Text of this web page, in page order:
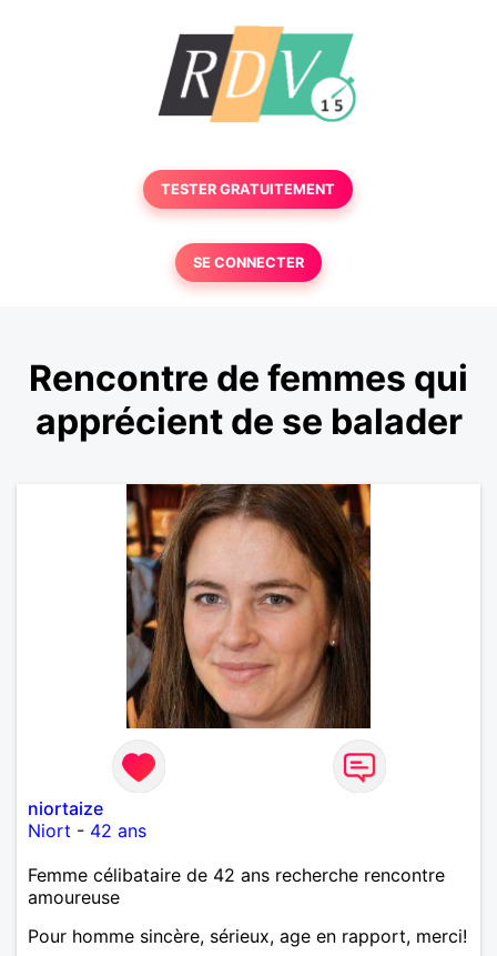
TESTER GRATUITEMENT
SE CONNECTER
Rencontre de femmes qui
apprécient de se balader
niortaize
Niort - 42 ans
Femme célibataire de 42 ans recherche rencontre
amoureuse
Pour homme sincère, sérieux, age en rapport, merci!